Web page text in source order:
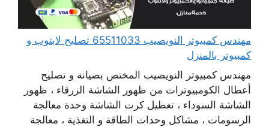
مهندس كمبيوتر النويصيب 65511033 تصليح لابتوب و
كمبيوتر بالمنزل
مهندس كمبيوتر النويصيب المختص بصيانة و تصليح
أعطال الكومبيوترات من ظهور الشاشة الزرقاء ، ظهور
الشاشة السوداء ، تعطيل كرت الشاشة وحدة معالجة
الرسومات ، مشاكل وحدات الطاقة و التغذية ، معالجة